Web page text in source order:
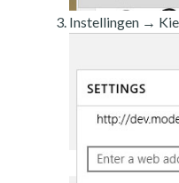
Instellingen →